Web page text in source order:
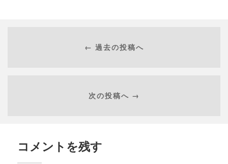
← 過去の投稿へ
次の投稿へ →
コメントを残す